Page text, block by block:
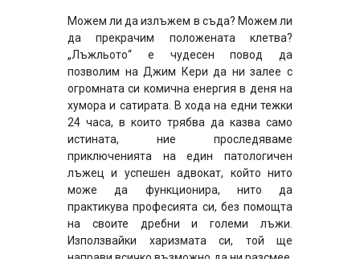
Можем ли да излъжем в съда? Можем ли
да прекрачим положената клетва?
„Лъжльото“ e чудесен повод да
позволим на Джим Кери да ни залее с
огромната си комична енергия в деня на
хумора и сатирата. В хода на едни тежки
24 часа, в които трябва да казва само
истината, ние проследяваме
приключенията на един патологичен
лъжец и успешен адвокат, който нито
може да функционира, нито да
практикува професията си, без помощта
на своите дребни и големи лъжи.
Използвайки харизмата си, той ще